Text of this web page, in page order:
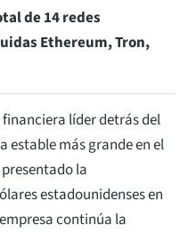
de 14 redes
Ethereum, Tron,
líder detrás del
estable más grande en el
la
estadounidenses en
continúa la